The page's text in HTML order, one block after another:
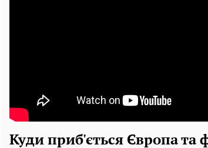
Куди приб'ється Європа та